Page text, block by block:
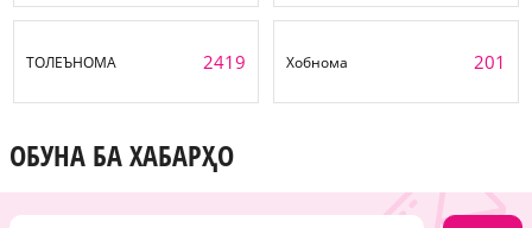
ТОЛЕЪНОМА 2419 Хобнома 201
ОБУНА БА ХАБАРҲО